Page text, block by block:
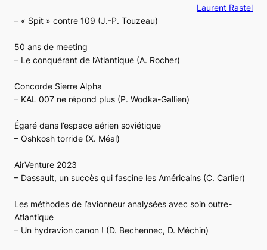
Laurent Rastel
– « Spit » contre 109 (J.-P. Touzeau)
50 ans de meeting
– Le conquérant de l’Atlantique (A. Rocher)
Concorde Sierre Alpha
– KAL 007 ne répond plus (P. Wodka-Gallien)
Égaré dans l’espace aérien soviétique
– Oshkosh torride (X. Méal)
AirVenture 2023
– Dassault, un succès qui fascine les Américains (C. Carlier)
Les méthodes de l’avionneur analysées avec soin outre-
Atlantique
– Un hydravion canon ! (D. Bechennec, D. Méchin)